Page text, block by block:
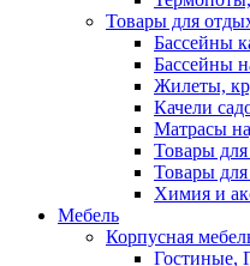
Товары для
Бассейны
Бассейны
Жилеты,
Качели
Матрасы
Товары
Товары
Химия и
Мебель
Корпусная
Гостиные,